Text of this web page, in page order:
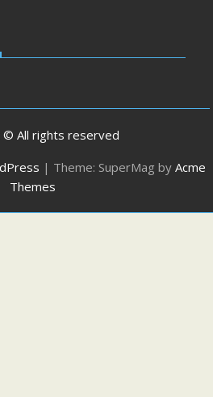
© All rights reserved
| Theme: SuperMag by Acme
Themes